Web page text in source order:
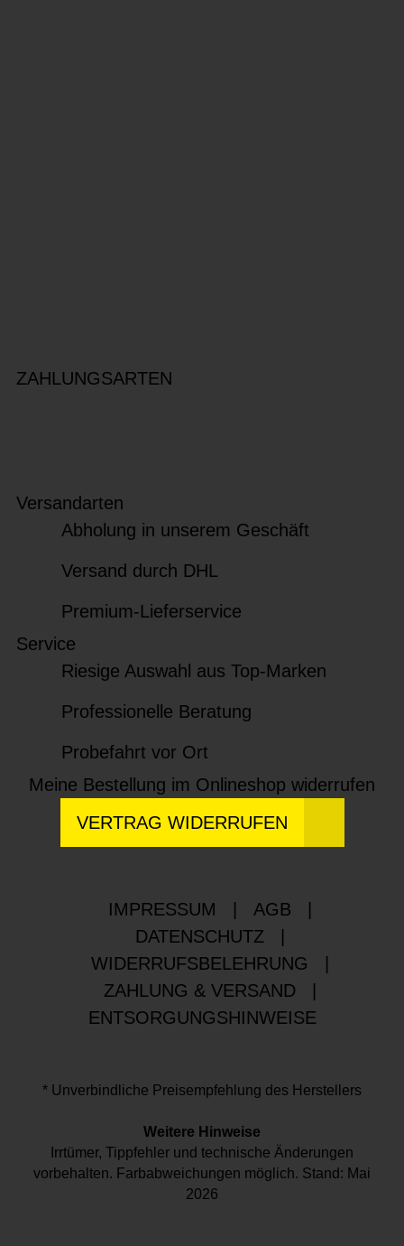
ZAHLUNGSARTEN
Versandarten
Abholung in unserem Geschäft
Versand durch DHL
Premium-Lieferservice
Service
Riesige Auswahl aus Top-Marken
Professionelle Beratung
Probefahrt vor Ort
Meine Bestellung im Onlineshop widerrufen
VERTRAG WIDERRUFEN
IMPRESSUM AGB
DATENSCHUTZ
WIDERRUFSBELEHRUNG
ZAHLUNG & VERSAND
ENTSORGUNGSHINWEISE
* Unverbindliche Preisempfehlung des Herstellers
Weitere Hinweise
Irrtümer, Tippfehler und technische Änderungen
vorbehalten. Farbabweichungen möglich. Stand: Mai
2026